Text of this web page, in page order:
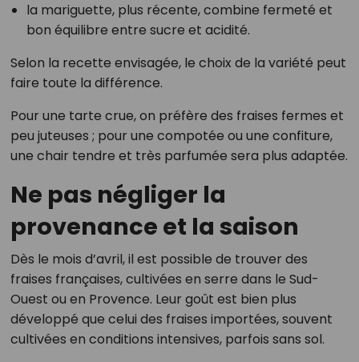
la mariguette, plus récente, combine fermeté et
bon équilibre entre sucre et acidité.
Selon la recette envisagée, le choix de la variété peut
faire toute la différence.
Pour une tarte crue, on préfère des fraises fermes et
peu juteuses ; pour une compotée ou une confiture,
une chair tendre et très parfumée sera plus adaptée.
Ne pas négliger la
provenance et la saison
Dès le mois d’avril, il est possible de trouver des
fraises françaises, cultivées en serre dans le Sud-
Ouest ou en Provence. Leur goût est bien plus
développé que celui des fraises importées, souvent
cultivées en conditions intensives, parfois sans sol.